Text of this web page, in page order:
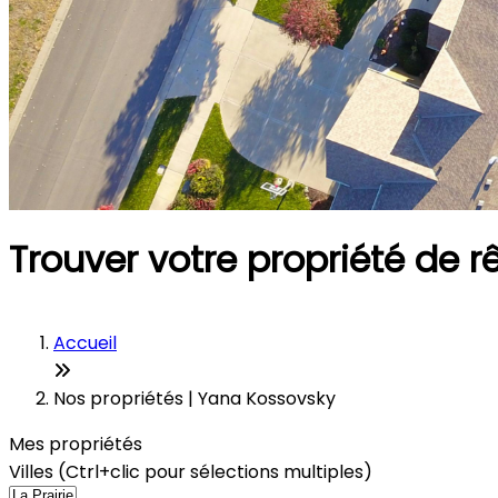
Trouver votre propriété de
Accueil
Nos propriétés | Yana Kossovsky
Mes propriétés
Villes (Ctrl+clic pour sélections multiples)